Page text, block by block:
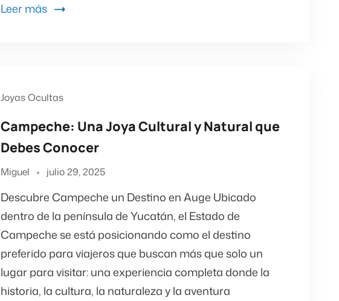
Leer más
Joyas Ocultas
Campeche: Una Joya Cultural y Natural que
Debes Conocer
Miguel julio 29, 2025
Descubre Campeche un Destino en Auge Ubicado
dentro de la península de Yucatán, el Estado de
Campeche se está posicionando como el destino
preferido para viajeros que buscan más que solo un
lugar para visitar: una experiencia completa donde la
historia, la cultura, la naturaleza y la aventura